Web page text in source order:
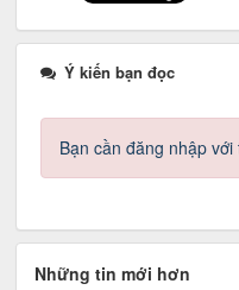
Ý kiến bạn đọc
Bạn cần đăng nhập
Những tin mới hơn